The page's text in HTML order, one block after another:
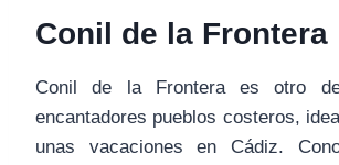
Conil de la Frontera
Conil de la Frontera es otro
encantadores pueblos costeros,
unas vacaciones en Cádiz.